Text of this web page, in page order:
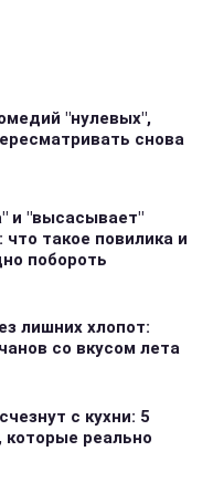
"нулевых",
снова
и "высасывает"
такое повилика и
побороть
лишних хлопот:
со вкусом лета
с кухни: 5
реально